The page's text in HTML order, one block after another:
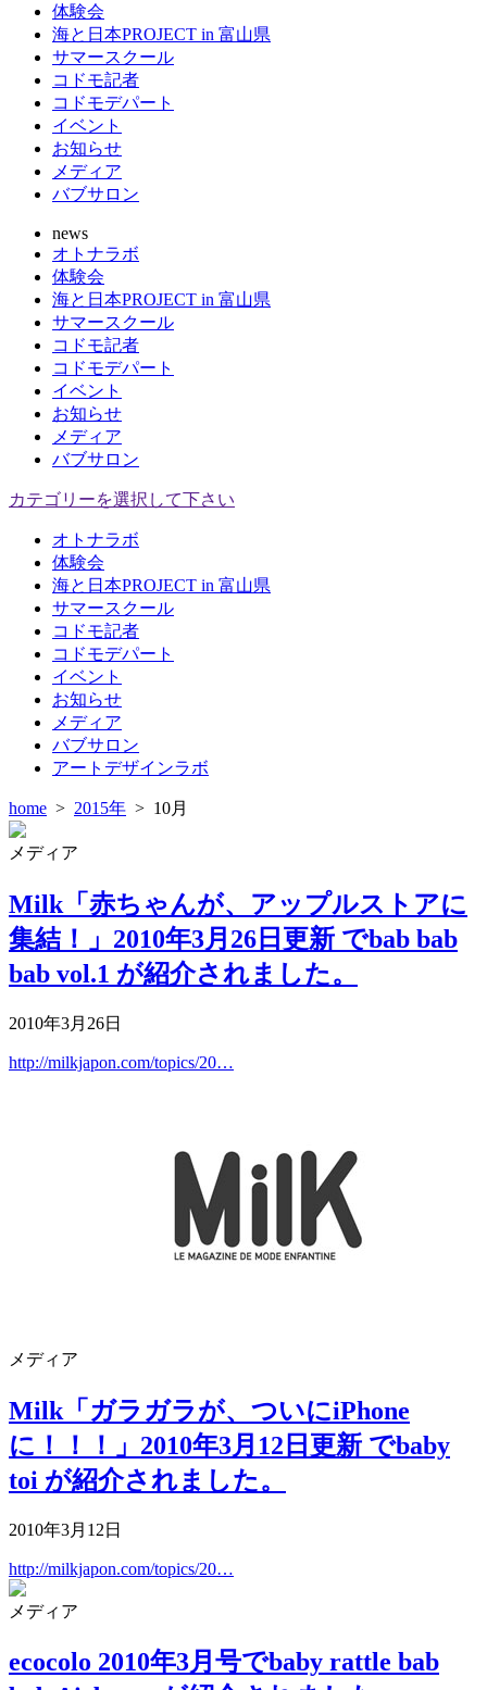
体験会
海と日本PROJECT in 富山県
サマースクール
コドモ記者
コドモデパート
イベント
お知らせ
メディア
バブサロン
news
オトナラボ
体験会
海と日本PROJECT in 富山県
サマースクール
コドモ記者
コドモデパート
イベント
お知らせ
メディア
バブサロン
カテゴリーを選択して下さい
オトナラボ
体験会
海と日本PROJECT in 富山県
サマースクール
コドモ記者
コドモデパート
イベント
お知らせ
メディア
バブサロン
アートデザインラボ
home > 2015年 > 10月
メディア
Milk「赤ちゃんが、アップルストアに
集結！」2010年3月26日更新 でbab bab
bab vol.1 が紹介されました。
2010年3月26日
http://milkjapon.com/topics/20…
メディア
Milk「ガラガラが、ついにiPhone
に！！！」2010年3月12日更新 でbaby
toi が紹介されました。
2010年3月12日
http://milkjapon.com/topics/20…
メディア
ecocolo 2010年3月号でbaby rattle bab